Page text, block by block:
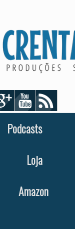
Podcasts
Loja
Amazon